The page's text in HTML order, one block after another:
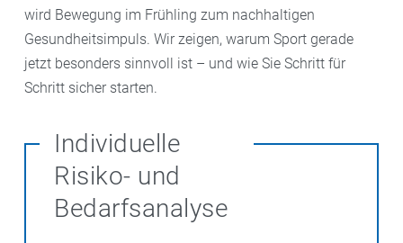
wird Bewegung im Frühling zum nachhaltigen
Gesundheitsimpuls. Wir zeigen, warum Sport gerade
jetzt besonders sinnvoll ist – und wie Sie Schritt für
Schritt sicher starten.
Individuelle
Risiko- und
Bedarfsanalyse